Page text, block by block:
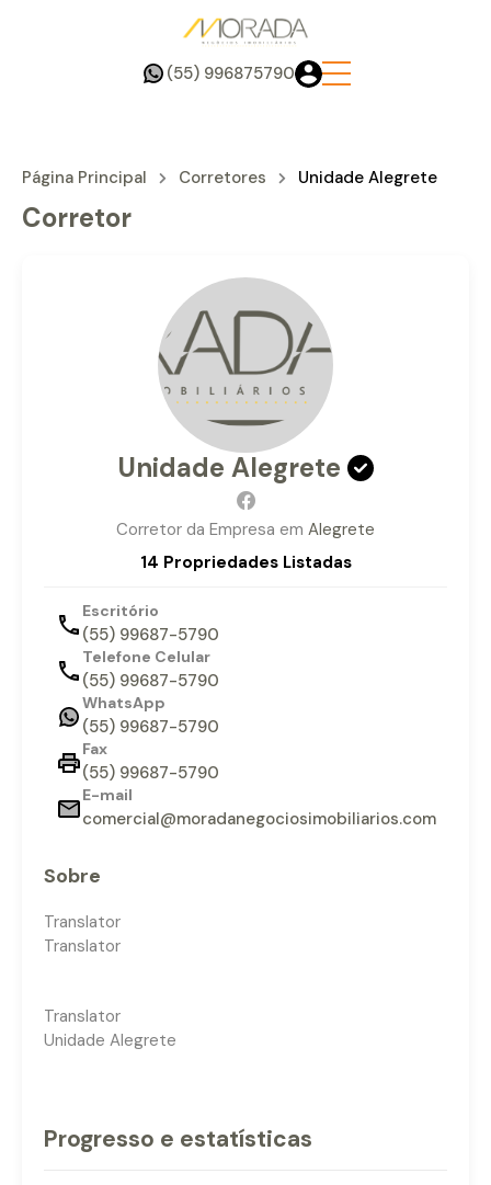
(55) 996875790
Página Principal Corretores Unidade Alegrete
Corretor
Unidade Alegrete
Corretor da Empresa em Alegrete
14 Propriedades Listadas
Escritório
(55) 99687-5790
Telefone Celular
(55) 99687-5790
WhatsApp
(55) 99687-5790
Fax
(55) 99687-5790
E-mail
comercial@moradanegociosimobiliarios.com
Sobre
Translator
Translator
Translator
Unidade Alegrete
Progresso e estatísticas